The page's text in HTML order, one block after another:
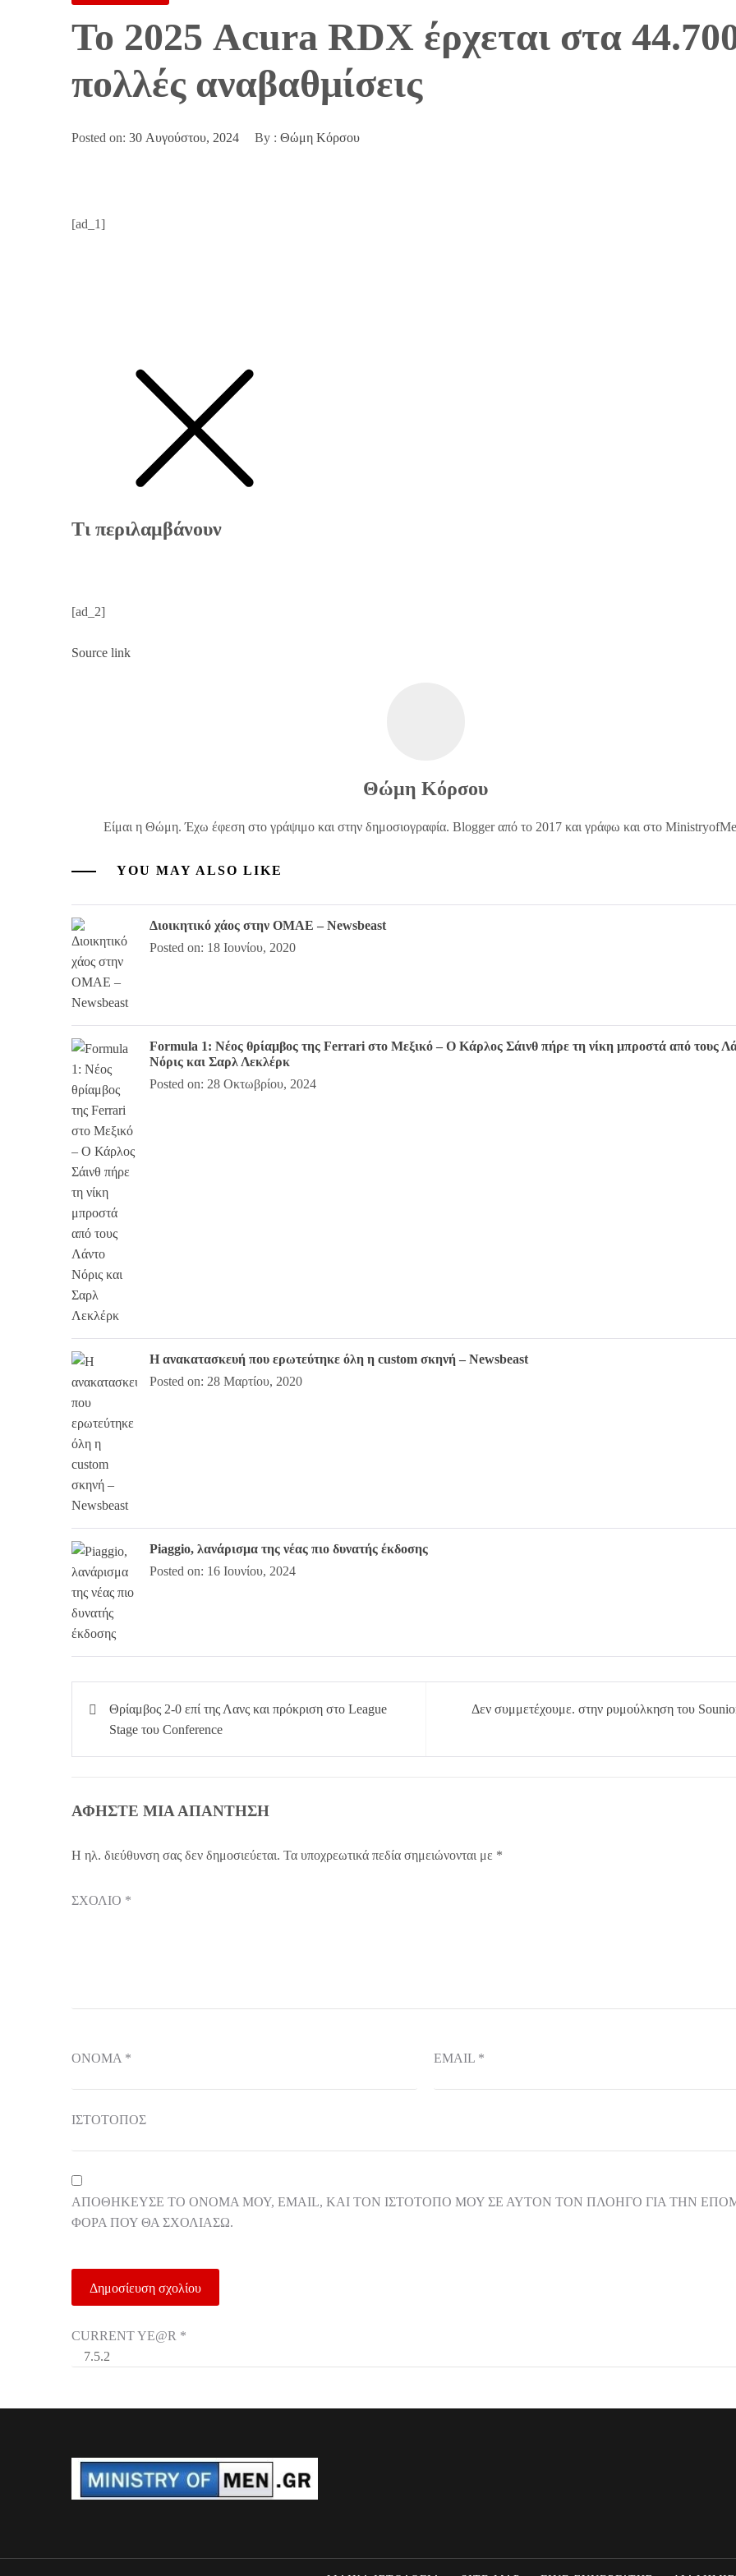
Το 2025 Acura RDX έρχεται στα
πολλές αναβαθμίσεις
Posted on: 30 Αυγούστου, 2024 By : Θώμη Κόρσου
[ad_1]
Τι περιλαμβάνουν
[ad_2]
Source link
Θώμη Κόρσου
Είμαι η Θώμη. Έχω έφεση στο γράψιμο και στην δημοσιογραφία. Blogger από το 2017 και γράφω και στο
YOU MAY ALSO LIKE
Διοικητικό χάος στην ΟΜΑΕ – Newsbeast
Posted on: 18 Ιουνίου, 2020
Formula 1: Νέος θρίαμβος της Ferrari στο Μεξικό – Ο Κάρλος Σάινθ πήρε τη νίκη μπροστά από τους
Νόρις και Σαρλ Λεκλέρκ
Posted on: 28 Οκτωβρίου, 2024
Η ανακατασκευή που ερωτεύτηκε όλη η custom σκηνή – Newsbeast
Posted on: 28 Μαρτίου, 2020
Piaggio, λανάρισμα της νέας πιο δυνατής έκδοσης
Posted on: 16 Ιουνίου, 2024
Πλοήγηση
άρθρων
Θρίαμβος 2-0 επί της Λανς και πρόκριση στο League
Stage του Conference
Δεν συμμετέχουμε. στην ρυμούλκηση του
ΑΦΉΣΤΕ ΜΙΑ ΑΠΆΝΤΗΣΗ
Η ηλ. διεύθυνση σας δεν δημοσιεύεται. Τα υποχρεωτικά πεδία σημειώνονται με *
ΣΧΌΛΙΟ *
ΌΝΟΜΑ * EMAIL *
ΙΣΤΌΤΟΠΟΣ
ΑΠΟΘΉΚΕΥΣΕ ΤΟ ΌΝΟΜΆ ΜΟΥ, EMAIL, ΚΑΙ ΤΟΝ ΙΣΤΌΤΟΠΟ ΜΟΥ ΣΕ ΑΥΤΌΝ ΤΟΝ ΠΛΟΗΓΌ ΓΙΑ ΤΗΝ
ΦΟΡΆ ΠΟΥ ΘΑ ΣΧΟΛΙΆΣΩ.
CURRENT YE@R *